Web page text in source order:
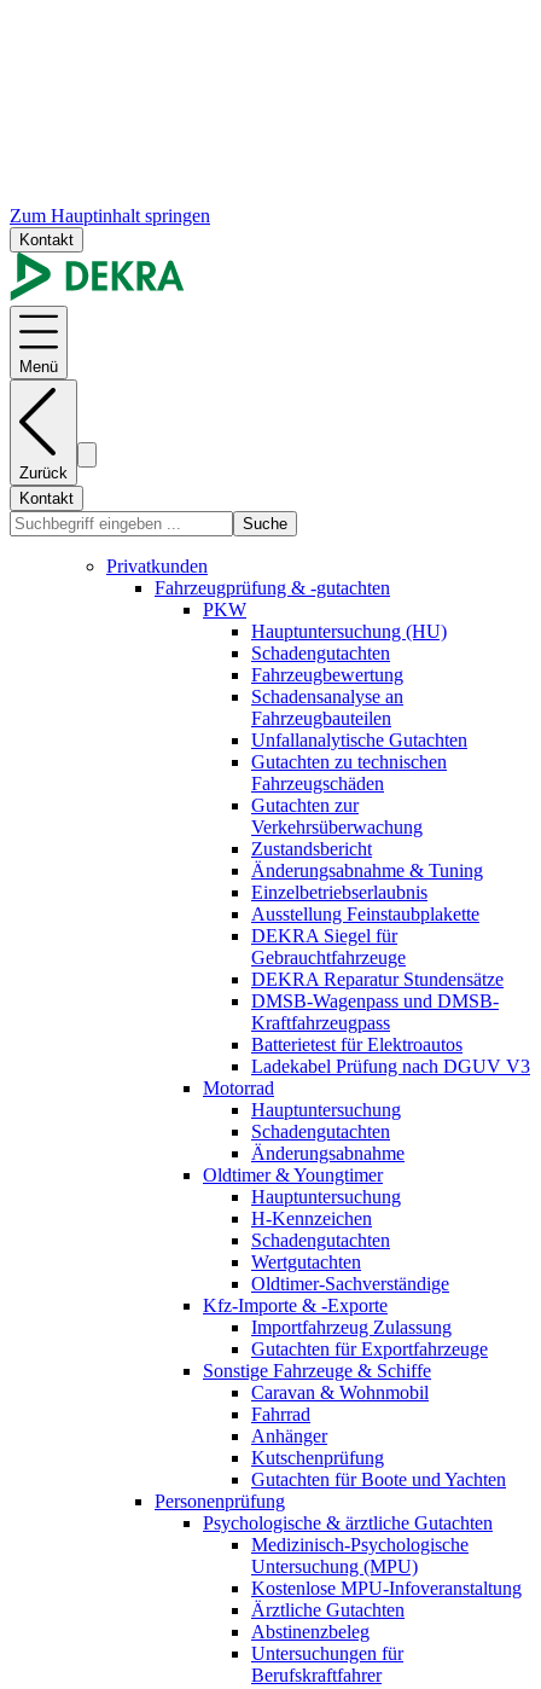
Zum Hauptinhalt springen
Kontakt
Menü
Zurück
Kontakt
Suche
Privatkunden
Fahrzeugprüfung & -gutachten
PKW
Hauptuntersuchung (HU)
Schadengutachten
Fahrzeugbewertung
Schadensanalyse an
Fahrzeugbauteilen
Unfallanalytische Gutachten
Gutachten zu technischen
Fahrzeugschäden
Gutachten zur
Verkehrsüberwachung
Zustandsbericht
Änderungsabnahme & Tuning
Einzelbetriebserlaubnis
Ausstellung Feinstaubplakette
DEKRA Siegel für
Gebrauchtfahrzeuge
DEKRA Reparatur Stundensätze
DMSB-Wagenpass und DMSB-
Kraftfahrzeugpass
Batterietest für Elektroautos
Ladekabel Prüfung nach DGUV V3
Motorrad
Hauptuntersuchung
Schadengutachten
Änderungsabnahme
Oldtimer & Youngtimer
Hauptuntersuchung
H-Kennzeichen
Schadengutachten
Wertgutachten
Oldtimer-Sachverständige
Kfz-Importe & -Exporte
Importfahrzeug Zulassung
Gutachten für Exportfahrzeuge
Sonstige Fahrzeuge & Schiffe
Caravan & Wohnmobil
Fahrrad
Anhänger
Kutschenprüfung
Gutachten für Boote und Yachten
Personenprüfung
Psychologische & ärztliche Gutachten
Medizinisch-Psychologische
Untersuchung (MPU)
Kostenlose MPU-Infoveranstaltung
Ärztliche Gutachten
Abstinenzbeleg
Untersuchungen für
Berufskraftfahrer